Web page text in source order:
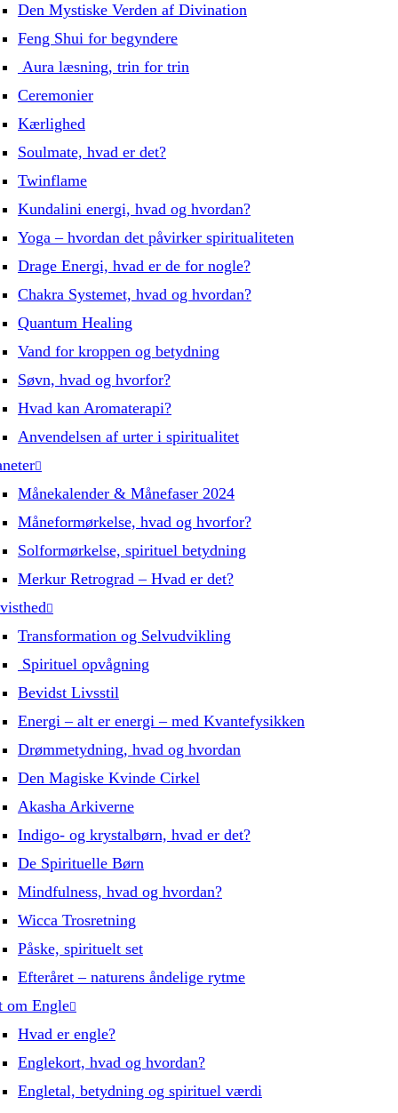
Den Mystiske Verden af Divination
Feng Shui for begyndere
Aura læsning, trin for trin
Ceremonier
Kærlighed
Soulmate, hvad er det?
Twinflame
Kundalini energi, hvad og hvordan?
Yoga – hvordan det påvirker spiritualiteten
Drage Energi, hvad er de for nogle?
Chakra Systemet, hvad og hvordan?
Quantum Healing
Vand for kroppen og betydning
Søvn, hvad og hvorfor?
Hvad kan Aromaterapi?
Anvendelsen af urter i spiritualitet
Månekalender & Månefaser 2024
Måneformørkelse, hvad og hvorfor?
Solformørkelse, spirituel betydning
Merkur Retrograd – Hvad er det?
Transformation og Selvudvikling
Spirituel opvågning
Bevidst Livsstil
Energi – alt er energi – med Kvantefysikken
Drømmetydning, hvad og hvordan
Den Magiske Kvinde Cirkel
Akasha Arkiverne
Indigo- og krystalbørn, hvad er det?
De Spirituelle Børn
Mindfulness, hvad og hvordan?
Wicca Trosretning
Påske, spirituelt set
Efteråret – naturens åndelige rytme
om Engle
Hvad er engle?
Englekort, hvad og hvordan?
Engletal, betydning og spirituel værdi